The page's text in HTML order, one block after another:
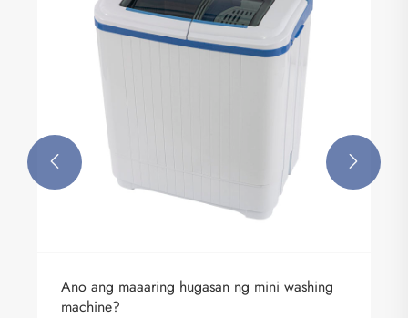
Ano ang maaaring hugasan ng mini washing
machine?
 